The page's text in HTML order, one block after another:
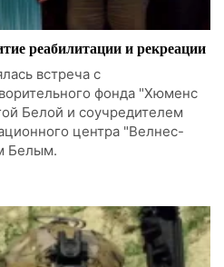
реабилитации и рекреации
встреча с
фонда "Хюменс
Белой и соучредителем
центра "Велнес-
Белым.